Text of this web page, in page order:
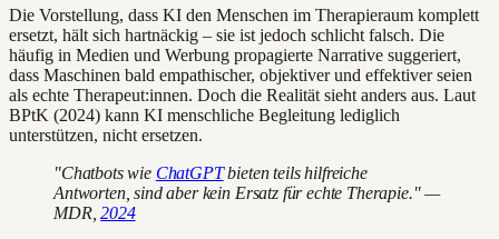
Die Vorstellung, dass KI den Menschen im Therapieraum komplett
ersetzt, hält sich hartnäckig – sie ist jedoch schlicht falsch. Die
häufig in Medien und Werbung propagierte Narrative suggeriert,
dass Maschinen bald empathischer, objektiver und effektiver seien
als echte Therapeut:innen. Doch die Realität sieht anders aus. Laut
BPtK (2024) kann KI menschliche Begleitung lediglich
unterstützen, nicht ersetzen.
"Chatbots wie ChatGPTbieten teils hilfreiche
Antworten, sind aber kein Ersatz für echte Therapie." —
MDR,2024